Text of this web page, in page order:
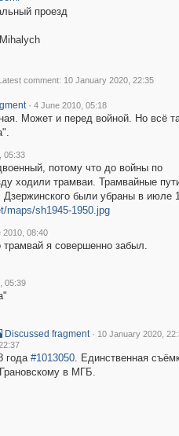
проезд
comment: 10 January 2020, 22:35
· 4 June 2010, 05:18
Может и перед войной. Но всё
05:33
потому что до войны по
ходили трамваи. Трамвайные
Дзержинского были убраны в июле
maps/sh1945-1950.jpg
2010, 08:40
трамвай я совершенно забыл.
05:39
Discussed fragment · 10 January 2020,
года #1013050. Единственная
в МГБ.